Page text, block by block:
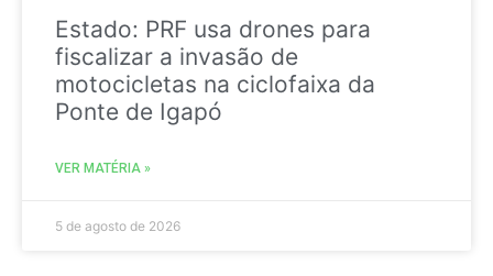
Estado: PRF usa drones para
fiscalizar a invasão de
motocicletas na ciclofaixa da
Ponte de Igapó
VER MATÉRIA »
5 de agosto de 2026